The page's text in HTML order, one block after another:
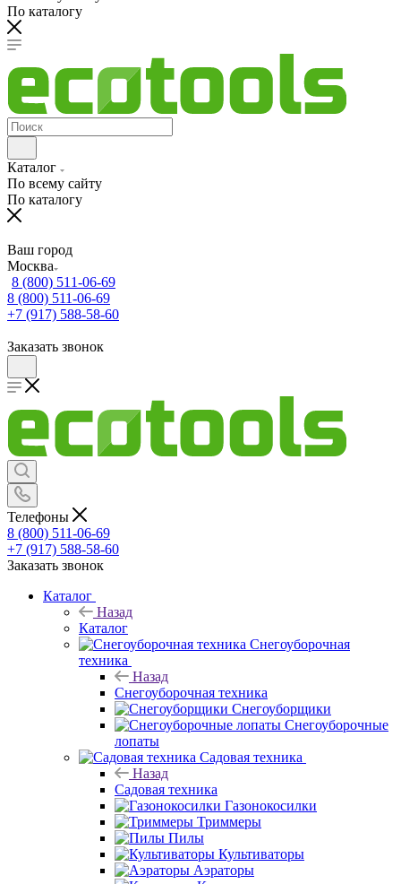
По каталогу
Каталог
По всему сайту
По каталогу
Ваш город
Москва
8 (800) 511-06-69
8 (800) 511-06-69
+7 (917) 588-58-60
Заказать звонок
Телефоны
8 (800) 511-06-69
+7 (917) 588-58-60
Заказать звонок
Каталог
Назад
Каталог
Снегоуборочная
техника
Назад
Снегоуборочная техника
Снегоуборщики
Снегоуборочные
лопаты
Садовая техника
Назад
Садовая техника
Газонокосилки
Триммеры
Пилы
Культиваторы
Аэраторы